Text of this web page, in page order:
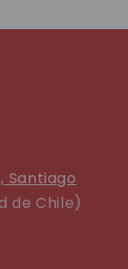
Santiago
de Chile)